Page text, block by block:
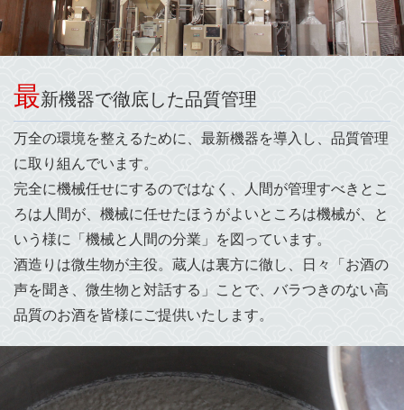
最新機器で徹底した品質管理
万全の環境を整えるために、最新機器を導入し、品質管理
に取り組んでいます。
完全に機械任せにするのではなく、人間が管理すべきとこ
ろは人間が、機械に任せたほうがよいところは機械が、と
いう様に「機械と人間の分業」を図っています。
酒造りは微生物が主役。蔵人は裏方に徹し、日々「お酒の
声を聞き、微生物と対話する」ことで、バラつきのない高
品質のお酒を皆様にご提供いたします。